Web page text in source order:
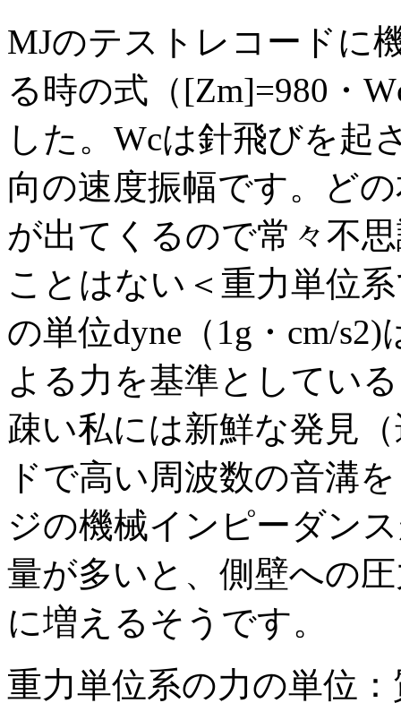
MJのテストレコードに
る時の式（[Zm]=980・
した。Wcは針飛びを起
向の速度振幅です。ど
が出てくるので常々不
ことはない＜重力単位
の単位dyne（1g・cm/
よる力を基準としてい
疎い私には新鮮な発見
ドで高い周波数の音溝
ジの機械インピーダン
量が多いと、側壁への
に増えるそうです。
重力単位系の力の単位